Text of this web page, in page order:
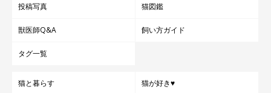
投稿写真 猫図鑑
獣医師Q&A 飼い方ガイド
タグ一覧
猫と暮らす 猫が好き♥